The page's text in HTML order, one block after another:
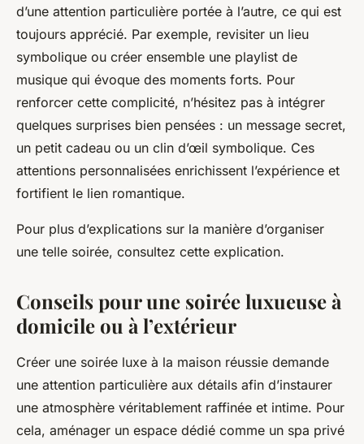
d’une attention particulière portée à l’autre, ce qui est
toujours apprécié. Par exemple, revisiter un lieu
symbolique ou créer ensemble une playlist de
musique qui évoque des moments forts. Pour
renforcer cette complicité, n’hésitez pas à intégrer
quelques surprises bien pensées : un message secret,
un petit cadeau ou un clin d’œil symbolique. Ces
attentions personnalisées enrichissent l’expérience et
fortifient le lien romantique.
Pour plus d’explications sur la manière d’organiser
une telle soirée, consultez cette explication.
Conseils pour une soirée luxueuse à
domicile ou à l’extérieur
Créer une soirée luxe à la maison réussie demande
une attention particulière aux détails afin d’instaurer
une atmosphère véritablement raffinée et intime. Pour
cela, aménager un espace dédié comme un spa privé